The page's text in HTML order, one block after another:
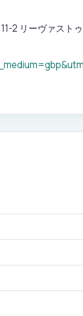
2 リーヴァス